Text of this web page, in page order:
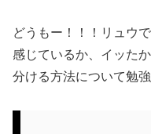
どうもー！！！リュウ
感じているか、イッた
分ける方法について勉